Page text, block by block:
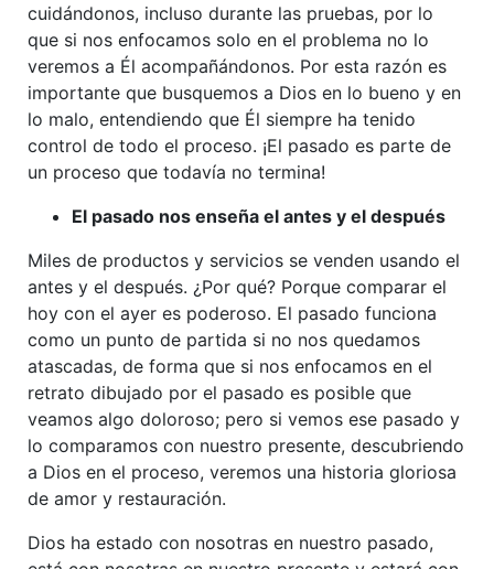
cuidándonos, incluso durante las pruebas, por lo
que si nos enfocamos solo en el problema no lo
veremos a Él acompañándonos. Por esta razón es
importante que busquemos a Dios en lo bueno y en
lo malo, entendiendo que Él siempre ha tenido
control de todo el proceso. ¡El pasado es parte de
un proceso que todavía no termina!
El pasado nos enseña el antes y el después
Miles de productos y servicios se venden usando el
antes y el después. ¿Por qué? Porque comparar el
hoy con el ayer es poderoso. El pasado funciona
como un punto de partida si no nos quedamos
atascadas, de forma que si nos enfocamos en el
retrato dibujado por el pasado es posible que
veamos algo doloroso; pero si vemos ese pasado y
lo comparamos con nuestro presente, descubriendo
a Dios en el proceso, veremos una historia gloriosa
de amor y restauración.
Dios ha estado con nosotras en nuestro pasado,